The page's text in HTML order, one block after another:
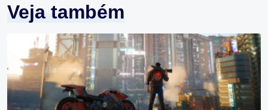
Veja também